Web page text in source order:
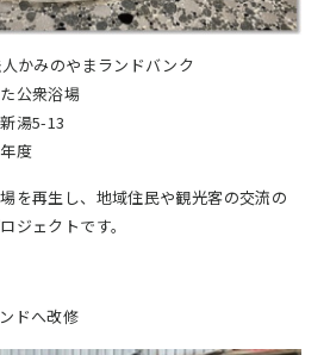
かみのやまランドバンク
公衆浴場
湯5-13
度
を再生し、地域住民や観光客の交流の
ジェクトです。
ドへ改修